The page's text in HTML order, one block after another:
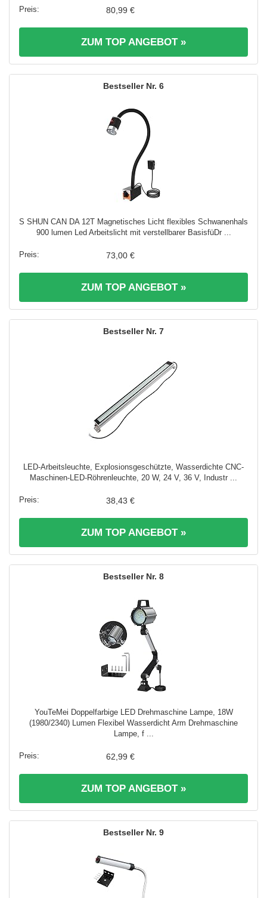
80,99 €
ZUM TOP ANGEBOT »
6
S SHUN CAN DA 12T Magnetisches Licht flexibles Schwanenhals
900 lumen Led Arbeitslicht mit verstellbarer BasisfüDr ...
73,00 €
ZUM TOP ANGEBOT »
7
LED-Arbeitsleuchte, Explosionsgeschützte, Wasserdichte CNC-
Maschinen-LED-Röhrenleuchte, 20 W, 24 V, 36 V, Industr ...
38,43 €
ZUM TOP ANGEBOT »
8
YouTeMei Doppelfarbige LED Drehmaschine Lampe, 18W
(1980/2340) Lumen Flexibel Wasserdicht Arm Drehmaschine
Lampe, f ...
62,99 €
ZUM TOP ANGEBOT »
9